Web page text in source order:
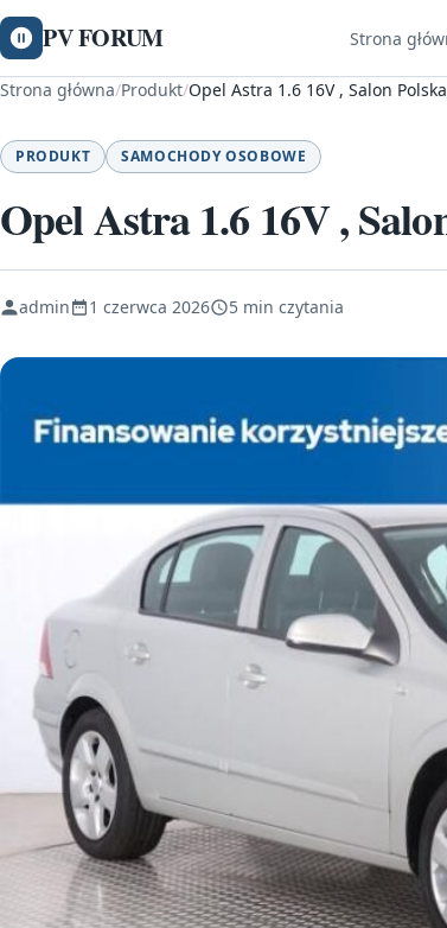
PV FORUM Strona
Strona główna/Produkt/Opel Astra 1.6 16V , Salon
PRODUKT SAMOCHODY OSOBOWE
Opel Astra 1.6 16V ,
admin 1 czerwca 2026 5 min czytania